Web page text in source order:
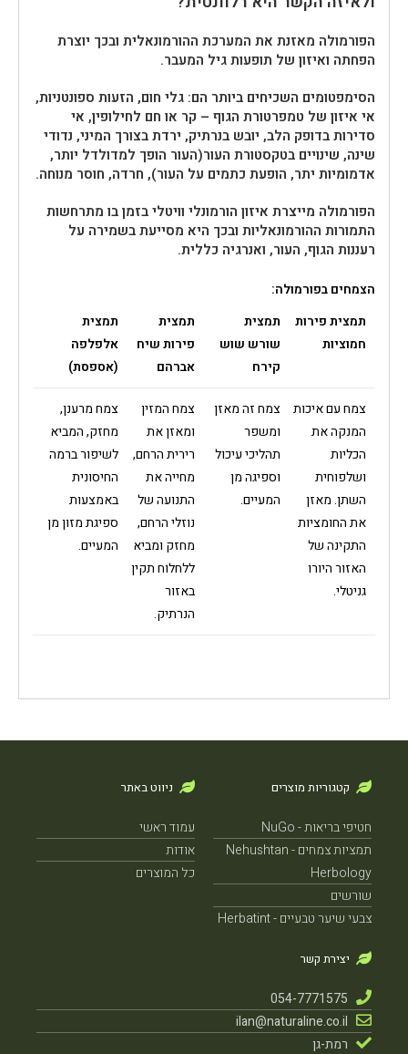
הפורמולה מאזנת את המערכת ההורמונאלית ובכך יוצרת
הפחתה ואיזון של תופעות גיל המעבר.
הסימפטומים השכיחים ביותר הם: גלי חום, הזעות ספונטניות,
אי איזון של טמפרטורת הגוף – קר או חם לחילופין, אי
סדירות בדופק הלב, יובש בנרתיק, ירדת בצורך המיני, נדודי
שינה, שינויים בטקסטורת העור(העור הופך למדולדל יותר,
אדמומיות יתר, הופעת כתמים על העור), חרדה, חוסר מנוחה.
הפורמולה מייצרת איזון הורמונלי וויטלי בזמן בו מתרחשות
התמורות ההורמונאליות ובכך היא מסייעת בשמירה על
רעננות הגוף, העור, ואנרגיה כללית.
הצמחים בפורמולה:
תמצית פירות
חמוציות
תמצית
שורש שוש
קירח
תמצית
פירות שיח
אברהם
תמצית
אלפלפה
(אספסת)
צמח עם איכות
המנקה את
הכליות
ושלפוחית
השתן. מאזן
את החומציות
התקינה של
האזור היורו
גניטלי.
צמח זה מאזן
ומשפר
תהליכי עיכול
וספיגה מן
המעיים.
צמח המזין
ומאזן את
רירית הרחם,
מחייה את
התנועה של
נוזלי הרחם,
מחזק ומביא
ללחלוח תקין
באזור
הנרתיק.
צמח מרענן,
מחזק, המביא
לשיפור ברמה
החיסונית
באמצעות
ספיגת מזון מן
המעיים.
קטגוריות מוצרים
חטיפי בריאות - NuGo
תמציות צמחים - Nehushtan
Herbology
שורשים
צבעי שיער טבעיים - Herbatint
ניווט באתר
עמוד ראשי
אודות
כל המוצרים
יצירת קשר
054-7771575
ilan@naturaline.co.il
רמת-גן